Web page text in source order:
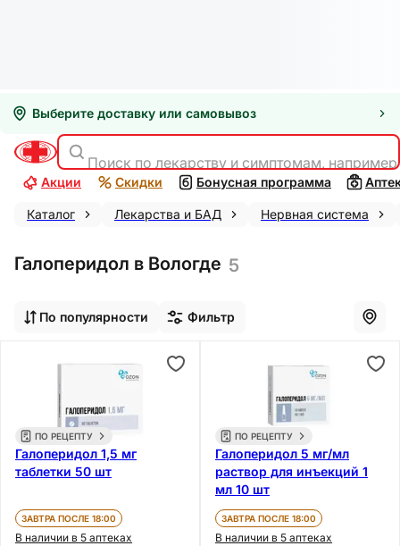
Выберите доставку или самовывоз
Поиск по лекарству и симптомам,
Акции Скидки Бонусная программа
Каталог Лекарства и БАД Нервная система
Галоперидол в Вологде 5
По популярности Фильтр
ПО РЕЦЕПТУ
Галоперидол 1,5 мг
таблетки 50 шт
ЗАВТРА ПОСЛЕ 18:00
В наличии в 5 аптеках
ПО РЕЦЕПТУ
Галоперидол 5 мг/мл
раствор для инъекций 1
мл 10 шт
ЗАВТРА ПОСЛЕ 18:00
В наличии в 5 аптеках